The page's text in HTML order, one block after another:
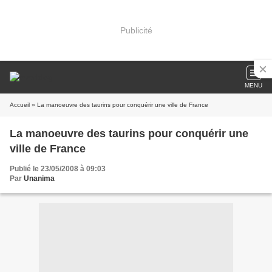
Publicité
MENU
Accueil » La manoeuvre des taurins pour conquérir une ville de France
La manoeuvre des taurins pour conquérir une
ville de France
Publié le 23/05/2008 à 09:03
Par Unanima